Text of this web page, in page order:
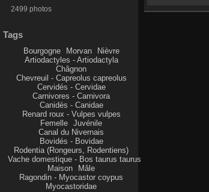
2499 photos
Tags
Bourgogne Morvan
Nièvre
Artiodactyles - Artiodactyla
Châgnon
Chevreuil - Capreolus capreolus
Cervidés - Cervidae
Carnivores - Carnivora
Canidés - Canidae
Renard roux - Vulpes vulpes
Femelle
Juvénile
Canal du Nivernais
Bovidés - Bovidae
Rodentia (Rongeurs, Rodentiens)
Vache domestique - Bos taurus taurus
Maison
Mâle
Ragondin - Myocastor coypus
Myocastoridae